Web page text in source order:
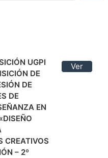
UGPI
DE
DE
DE
EN
CREATIVOS
– 2º
Ver